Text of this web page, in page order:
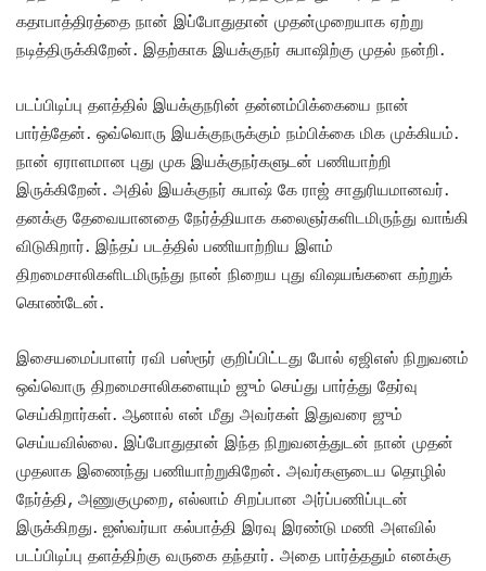
கதாபாத்திரத்தை நான் இப்போதுதான் முதன்முறையாக ஏற்று
நடித்திருக்கிறேன். இதற்காக இயக்குநர் சுபாஷிற்கு முதல் நன்றி.
படப்பிடிப்பு தளத்தில் இயக்குநரின் தன்னம்பிக்கையை நான்
பார்த்தேன். ஒவ்வொரு இயக்குநருக்கும் நம்பிக்கை மிக முக்கியம்.
நான் ஏராளமான புது முக இயக்குநர்களுடன் பணியாற்றி
இருக்கிறேன். அதில் இயக்குநர் சுபாஷ் கே ராஜ் சாதுரியமானவர்.
தனக்கு தேவையானதை நேர்த்தியாக கலைஞர்களிடமிருந்து வாங்கி
விடுகிறார். இந்தப் படத்தில் பணியாற்றிய இளம்
திறமைசாலிகளிடமிருந்து நான் நிறைய புது விஷயங்களை கற்றுக்
கொண்டேன்.
இசையமைப்பாளர் ரவி பஸ்ரூர் குறிப்பிட்டது போல் ஏஜிஎஸ் நிறுவனம்
ஒவ்வொரு திறமைசாலிகளையும் ஜும் செய்து பார்த்து தேர்வு
செய்கிறார்கள். ஆனால் என் மீது அவர்கள் இதுவரை ஜும்
செய்யவில்லை. இப்போதுதான் இந்த நிறுவனத்துடன் நான் முதன்
முதலாக இணைந்து பணியாற்றுகிறேன். அவர்களுடைய தொழில்
நேர்த்தி, அணுகுமுறை, எல்லாம் சிறப்பான அர்ப்பணிப்புடன்
இருக்கிறது. ஐஸ்வர்யா கல்பாத்தி இரவு இரண்டு மணி அளவில்
படப்பிடிப்பு தளத்திற்கு வருகை தந்தார். அதை பார்த்ததும் எனக்கு